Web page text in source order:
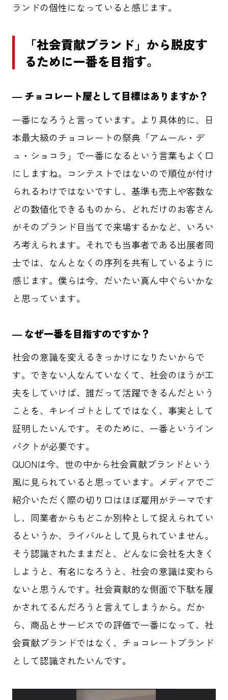
群馬クレインサンダーズ コミュニティ
地域共創 O-EN事例 スポーツ
エンタメ ラジエール
ヤクルトスワローズ 応援メシ
ランドの個性になっていると感じます。
「社会貢献ブランド」から脱皮す
るために一番を目指す。
― チョコレート屋として目標はありますか？
一番になろうと言っています。より具体的に、日
本最大級のチョコレートの祭典「アムール・デ
ュ・ショコラ」で一番になるという言葉もよく口
にしますね。コンテストではないので順位が付け
られるわけではないですし、基準も売上や客数な
どの数値化できるものから、どれだけのお客さん
がそのブランド目当てで来場するかなど、いろい
ろ考えられます。それでも当事者である出展者同
士では、なんとなくの序列を共有しているように
感じます。僕らは今、だいたい真ん中ぐらいかな
と思っています。
― なぜ一番を目指すのですか？
社会の意識を変えるきっかけになりたいからで
す。できない人なんていなくて、社会のほうが工
夫をしていけば、誰だって活躍できるんだという
ことを、キレイゴトとしてではなく、事実として
証明したいんです。そのために、一番というイン
パクトが必要です。
QUONは今、世の中から社会貢献ブランドという
風に見られていると思っています。メディアでご
紹介いただく際の切り口はほぼ雇用がテーマです
し、同業者からもどこか別枠として捉えられてい
るというか、ライバルとして見られていません。
そう認識されたままだと、どんなに会社を大きく
しようと、有名になろうと、社会の意識は変わら
ないと思うんです。社会貢献的な側面で下駄を履
かされてるんだろうと言えてしまうから。だか
ら、商品とサービスでの評価で一番になって、社
会貢献ブランドではなく、チョコレートブランド
として認識されたいんです。